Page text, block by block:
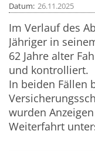
Datum 26.11.2025
Im Verlauf des
Jähriger in
62 Jahre alter
und kontrolliert.
In beiden Fällen
wurden
Weiterfahrt